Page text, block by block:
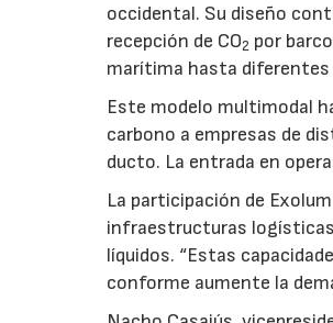
occidental. Su diseño
recepción de CO2 por
marítima hasta diferentes
Este modelo multimodal
carbono a empresas de
ducto. La entrada en
La participación de
infraestructuras
líquidos. “Estas
conforme aumente la